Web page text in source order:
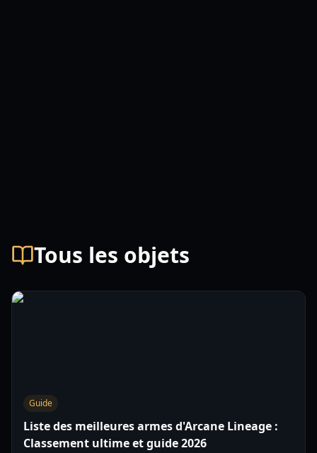
Tous les objets
Guide
Liste des meilleures armes d'Arcane Lineage :
Classement ultime et guide 2026